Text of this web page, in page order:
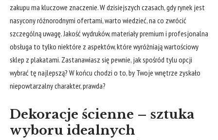
zakupu ma kluczowe znaczenie. W dzisiejszych czasach, gdy rynek jest
nasycony różnorodnymi ofertami, warto wiedzieć, na co zwrócić
szczególną uwagę. Jakość wydruków, materiały premium i profesjonalna
obsługa to tylko niektóre z aspektów, które wyróżniają wartościowy
sklep z plakatami. Zastanawiasz się pewnie, jak spośród tylu opcji
wybrać tę najlepszą? W końcu chodzi o to, by Twoje wnętrze zyskało
niepowtarzalny charakter, prawda?
Dekoracje ścienne – sztuka
wyboru idealnych